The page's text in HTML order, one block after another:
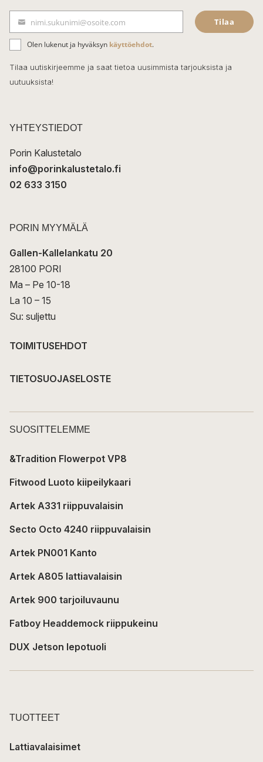
e
b
o
o
k
ä
h
k
t
nimi.sukunimi@osoite.com Tilaa
Olen lukenut ja hyväksyn käyttöehdot.
Tilaa uutiskirjeemme ja saat tietoa uusimmista tarjouksista ja
uutuuksista!
YHTEYSTIEDOT
Porin Kalustetalo
info@porinkalustetalo.fi
02 633 3150
PORIN MYYMÄLÄ
Gallen-Kallelankatu 20
28100 PORI
Ma – Pe 10-18
La 10 – 15
Su: suljettu
TOIMITUSEHDOT
TIETOSUOJASELOSTE
SUOSITTELEMME
&Tradition Flowerpot VP8
Fitwood Luoto kiipeilykaari
Artek A331 riippuvalaisin
Secto Octo 4240 riippuvalaisin
Artek PN001 Kanto
Artek A805 lattiavalaisin
Artek 900 tarjoiluvaunu
Fatboy Headdemock riippukeinu
DUX Jetson lepotuoli
TUOTTEET
Lattiavalaisimet